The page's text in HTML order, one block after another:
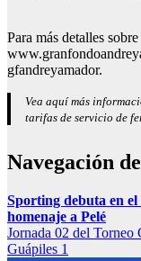
Para más detalles
gfandreyamador.
Vea aquí más
tarifas de servicio de
Navegación
Sporting debuta en
homenaje a Pelé
Jornada 02 del Torneo
Guápiles 1